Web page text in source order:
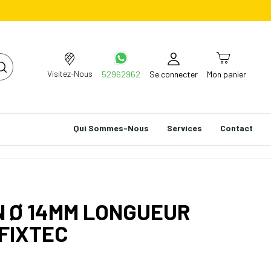
Visitez-Nous 52962962 Se connecter Mon panier
Qui Sommes-Nous Services Contact
Ø 14MM LONGUEUR